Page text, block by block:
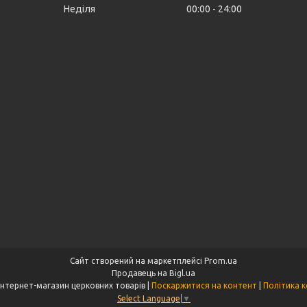
Неділя
00:00 24:00
Сайт створений на маркетплейсі Prom.ua
Продавець на Bigl.ua
Поскаржитися на контент
Політика
Select Language ▼